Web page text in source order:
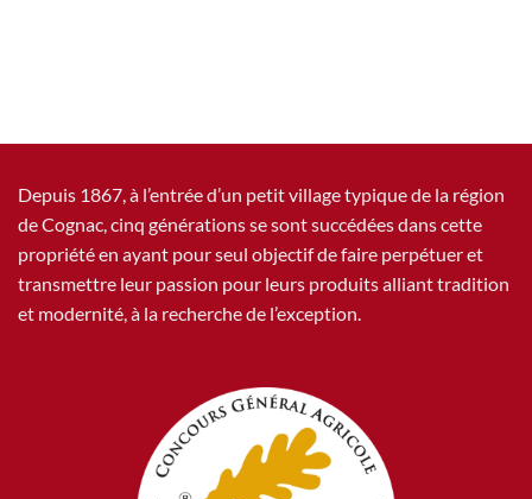
Depuis 1867, à l’entrée d’un petit village typique de la région
de Cognac, cinq générations se sont succédées dans cette
propriété en ayant pour seul objectif de faire perpétuer et
transmettre leur passion pour leurs produits alliant tradition
et modernité, à la recherche de l’exception.